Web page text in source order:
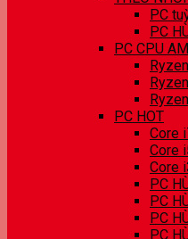
PC
PC
PC CPU
PC HOT
Core
Core
Core
PC
PC
PC
PC